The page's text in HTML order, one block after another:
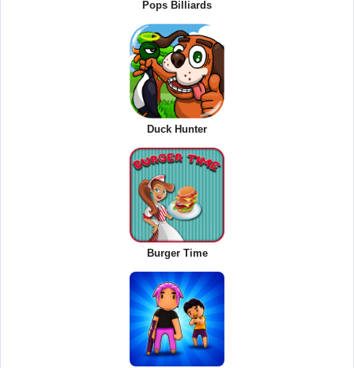
Pops Billiards
Duck Hunter
Burger Time